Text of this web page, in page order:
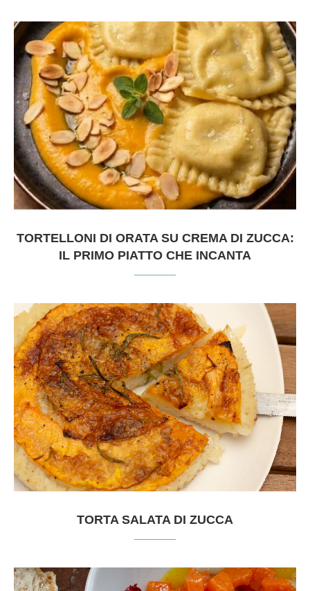
TORTELLONI DI ORATA SU CREMA DI ZUCCA:
IL PRIMO PIATTO CHE INCANTA
TORTA SALATA DI ZUCCA